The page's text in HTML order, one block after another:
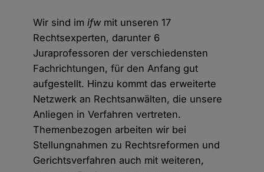
Wir sind imifwmit unseren 17
Rechtsexperten, darunter 6
Juraprofessoren der verschiedensten
Fachrichtungen, für den Anfang gut
aufgestellt. Hinzu kommt das erweiterte
Netzwerk an Rechtsanwälten, die unsere
Anliegen in Verfahren vertreten.
Themenbezogen arbeiten wir bei
Stellungnahmen zu Rechtsreformen und
Gerichtsverfahren auch mit weiteren,